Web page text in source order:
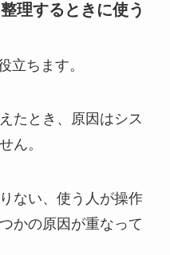
理するときに使う
立ちます。
たとき、原因はシス
ん。
ない、使う人が操作
かの原因が重なって